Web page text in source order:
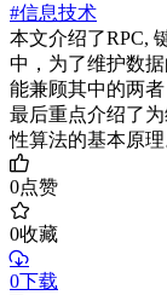
#信息技术
本文介绍了RPC,
中，为了维护数
能兼顾其中的两
最后重点介绍了
性算法的基本原理
0点赞
0收藏
0下载